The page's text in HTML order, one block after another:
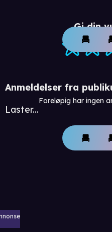
Gi din
Anmeldelser fra
Laster...
Foreløpig har ingen